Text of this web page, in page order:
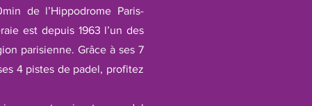
de l’Hippodrome Paris-
est depuis 1963 l’un des
parisienne. Grâce à ses 7
4 pistes de padel, profitez